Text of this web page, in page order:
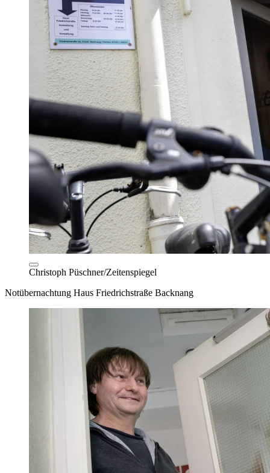
Christoph Püschner/Zeitenspiegel
Notübernachtung Haus Friedrichstraße Backnang